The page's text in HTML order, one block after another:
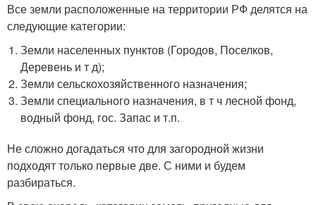
Все земли расположенные на территории РФ делятся на
следующие категории:
Земли населенных пунктов (Городов, Поселков,
Деревень и т д);
Земли сельскохозяйственного назначения;
Земли специального назначения, в т ч лесной фонд,
водный фонд, гос. Запас и т.п.
Не сложно догадаться что для загородной жизни
подходят только первые две. С ними и будем
разбираться.